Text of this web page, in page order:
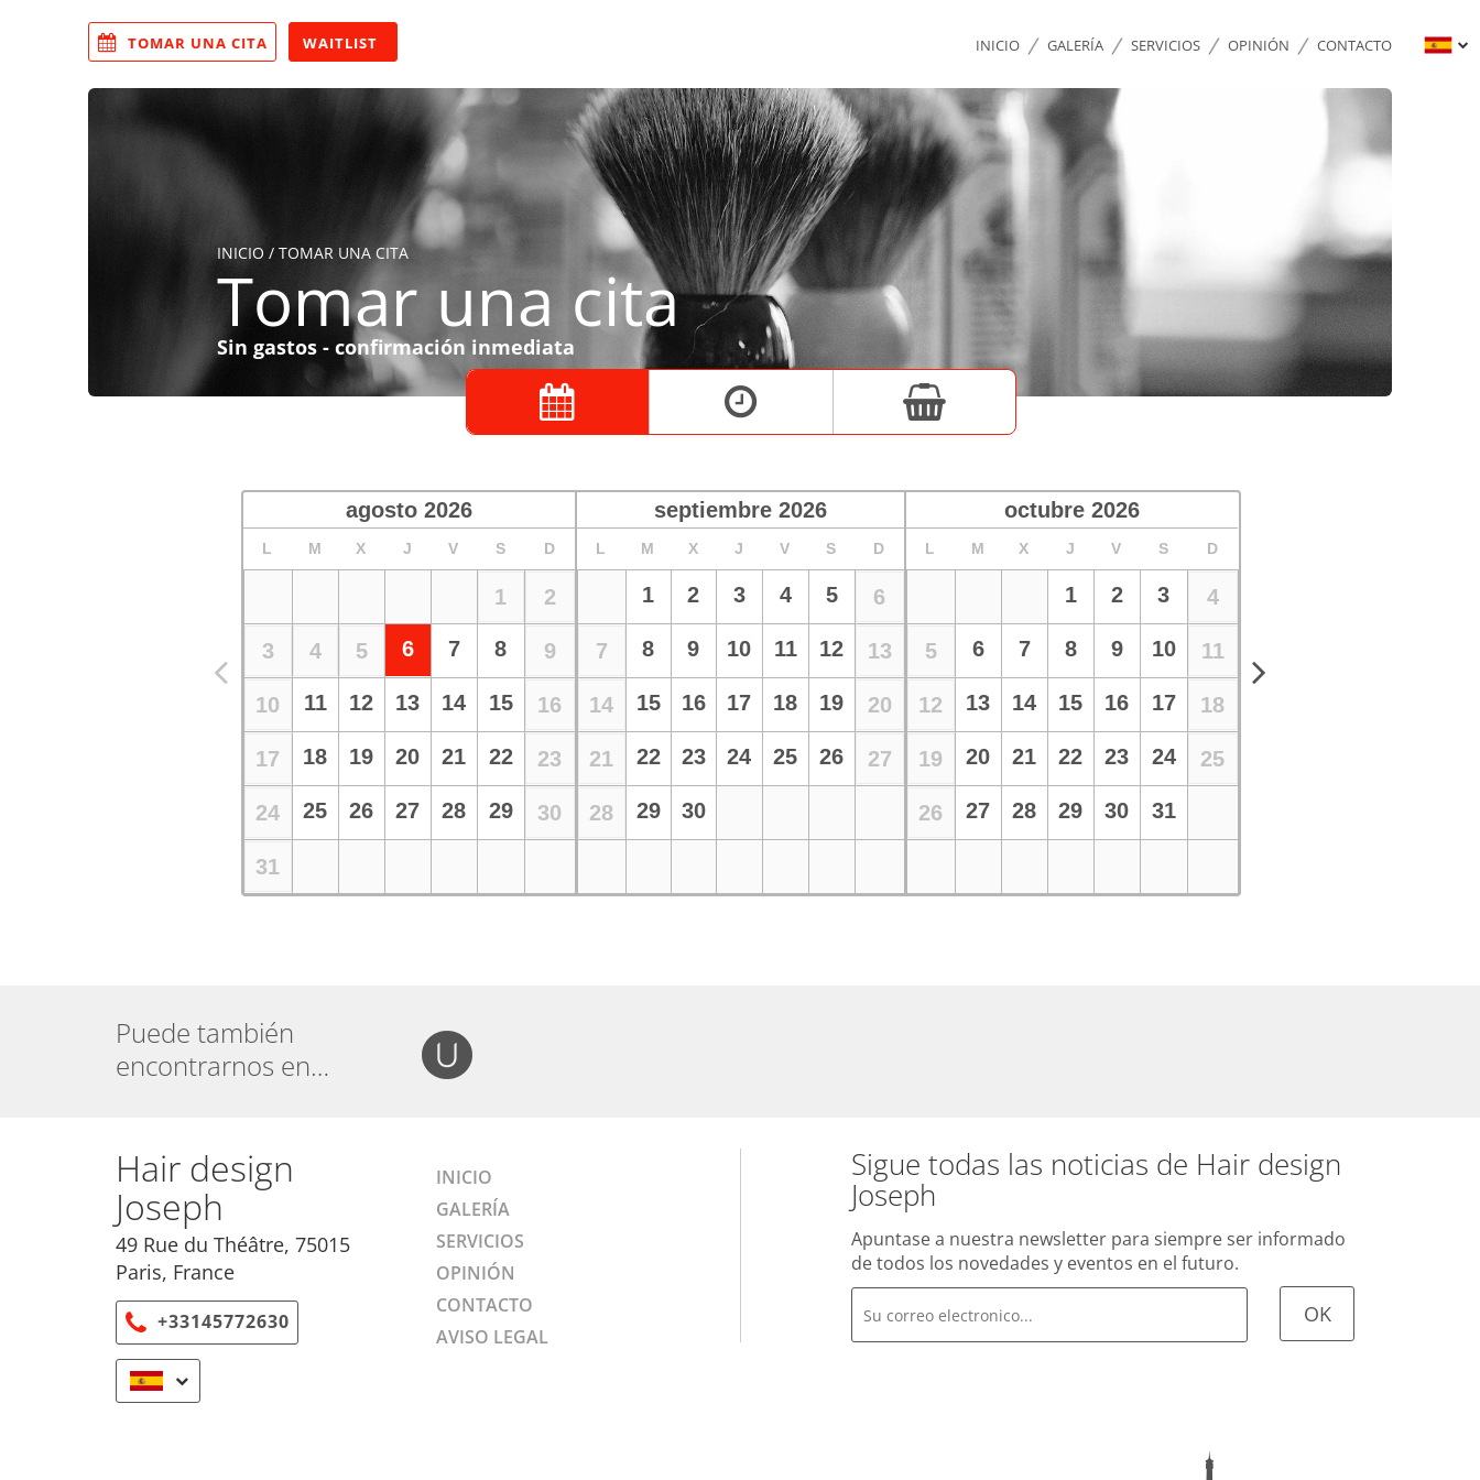
TOMAR UNA CITA WAITLIST INICIO GALERÍA SERVICIOS OPINIÓN CONTACTO
INICIO / TOMAR UNA CITA
Tomar una cita
Sin gastos - confirmación inmediata
Puede también
encontrarnos en…
Hair design
Joseph
49 Rue du Théâtre, 75015
Paris, France
+33145772630
INICIO
GALERÍA
SERVICIOS
OPINIÓN
CONTACTO
AVISO LEGAL
Sigue todas las noticias de Hair design
Joseph
Apuntase a nuestra newsletter para siempre ser informado
de todos los novedades y eventos en el futuro.
OK